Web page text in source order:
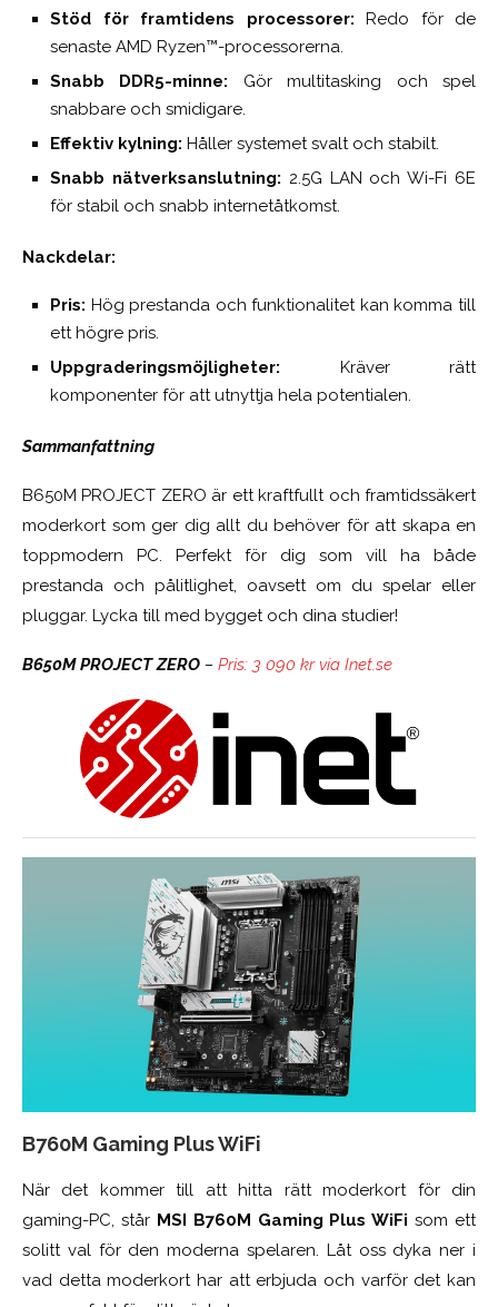
Stöd för framtidens processorer: Redo för de
senaste AMD Ryzen™-processorerna.
Snabb DDR5-minne: Gör multitasking och spel
snabbare och smidigare.
Effektiv kylning: Håller systemet svalt och stabilt.
Snabb nätverksanslutning: 2.5G LAN och Wi-Fi 6E
för stabil och snabb internetåtkomst.
Nackdelar:
Pris: Hög prestanda och funktionalitet kan komma till
ett högre pris.
Uppgraderingsmöjligheter: Kräver rätt
komponenter för att utnyttja hela potentialen.
Sammanfattning
B650M PROJECT ZERO är ett kraftfullt och framtidssäkert
moderkort som ger dig allt du behöver för att skapa en
toppmodern PC. Perfekt för dig som vill ha både
prestanda och pålitlighet, oavsett om du spelar eller
pluggar. Lycka till med bygget och dina studier!
B650M PROJECT ZERO – Pris: 3 090 kr via Inet.se
B760M Gaming Plus WiFi
När det kommer till att hitta rätt moderkort för din
gaming-PC, står MSI B760M Gaming Plus WiFi som ett
solitt val för den moderna spelaren. Låt oss dyka ner i
vad detta moderkort har att erbjuda och varför det kan